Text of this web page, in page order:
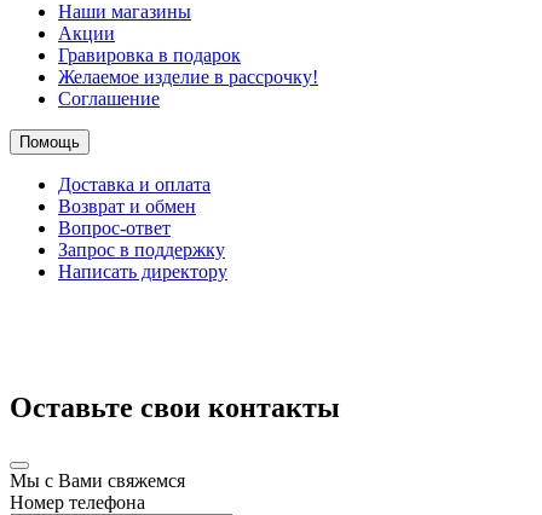
Наши магазины
Акции
Гравировка в подарок
Желаемое изделие в рассрочку!
Соглашение
Помощь
Доставка и оплата
Возврат и обмен
Вопрос-ответ
Запрос в поддержку
Написать директору
Оставьте свои контакты
Мы с Вами свяжемся
Номер телефона